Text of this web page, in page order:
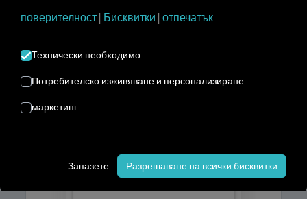
Интеграция на външен доставчик
партньорLKW Walter
да разширите тази услуга с данни от
нашите услуги.
поверителност | Бисквитки | отпечатък
Технически необходимо
Потребителско изживяване и персонализиране
маркетинг
Запазете Разрешаване на всички бисквитки